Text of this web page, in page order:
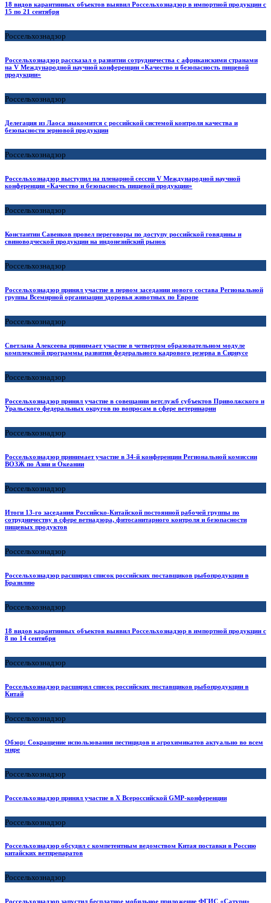
18 видов карантинных объектов выявил Россельхознадзор в импортной продукции с
15 по 21 сентября
Россельхознадзор
Россельхознадзор рассказал о развитии сотрудничества с африканскими странами
на V Международной научной конференции «Качество и безопасность пищевой
продукции»
Россельхознадзор
Делегация из Лаоса знакомится с российской системой контроля качества и
безопасности зерновой продукции
Россельхознадзор
Россельхознадзор выступил на пленарной сессии V Международной научной
конференции «Качество и безопасность пищевой продукции»
Россельхознадзор
Константин Савенков провел переговоры по доступу российской говядины и
свиноводческой продукции на индонезийский рынок
Россельхознадзор
Россельхознадзор принял участие в первом заседании нового состава Региональной
группы Всемирной организации здоровья животных по Европе
Россельхознадзор
Светлана Алексеева принимает участие в четвертом образовательном модуле
комплексной программы развития федерального кадрового резерва в Сириусе
Россельхознадзор
Россельхознадзор принял участие в совещании ветслужб субъектов Приволжского и
Уральского федеральных округов по вопросам в сфере ветеринарии
Россельхознадзор
Россельхознадзор принимает участие в 34-й конференции Региональной комиссии
ВОЗЖ по Азии и Океании
Россельхознадзор
Итоги 13-го заседания Российско-Китайской постоянной рабочей группы по
сотрудничеству в сфере ветнадзора, фитосанитарного контроля и безопасности
пищевых продуктов
Россельхознадзор
Россельхознадзор расширил список российских поставщиков рыбопродукции в
Бразилию
Россельхознадзор
18 видов карантинных объектов выявил Россельхознадзор в импортной продукции с
8 по 14 сентября
Россельхознадзор
Россельхознадзор расширил список российских поставщиков рыбопродукции в
Китай
Россельхознадзор
Обзор: Сокращение использования пестицидов и агрохимикатов актуально во всем
мире
Россельхознадзор
Россельхознадзор принял участие в X Всероссийской GMP-конференции
Россельхознадзор
Россельхознадзор обсудил с компетентным ведомством Китая поставки в Россию
китайских ветпрепаратов
Россельхознадзор
Россельхознадзор запустил бесплатное мобильное приложение ФГИС «Сатурн»